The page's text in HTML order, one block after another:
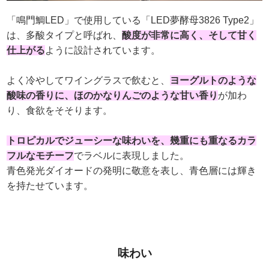
「鳴門鯛LED」で使用している「LED夢酵母3826 Type2」
は、多酸タイプと呼ばれ、酸度が非常に高く、そして甘く
仕上がるように設計されています。
よく冷やしてワイングラスで飲むと、
ヨーグルトのような
酸味の香りに、ほのかなりんごのような甘い香り が加わ
り、食欲をそそります。
トロピカルでジューシーな味わいを、幾重にも重なるカラ
フルなモチーフでラベルに表現しました。
青色発光ダイオードの発明に敬意を表し、青色層には輝き
を持たせています。
味わい